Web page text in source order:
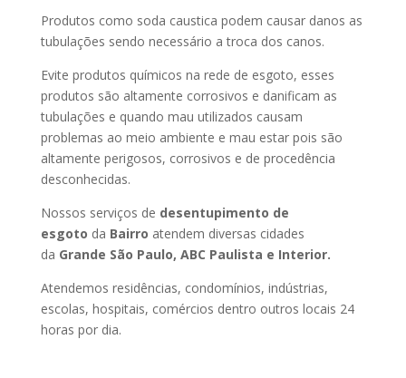
Produtos como soda caustica podem causar danos as
tubulações sendo necessário a troca dos canos.
Evite produtos químicos na rede de esgoto, esses
produtos são altamente corrosivos e danificam as
tubulações e quando mau utilizados causam
problemas ao meio ambiente e mau estar pois são
altamente perigosos, corrosivos e de procedência
desconhecidas.
Nossos serviços de desentupimento de
esgoto da Bairro atendem diversas cidades
da Grande São Paulo, ABC Paulista e Interior.
Atendemos residências, condomínios, indústrias,
escolas, hospitais, comércios dentro outros locais 24
horas por dia.